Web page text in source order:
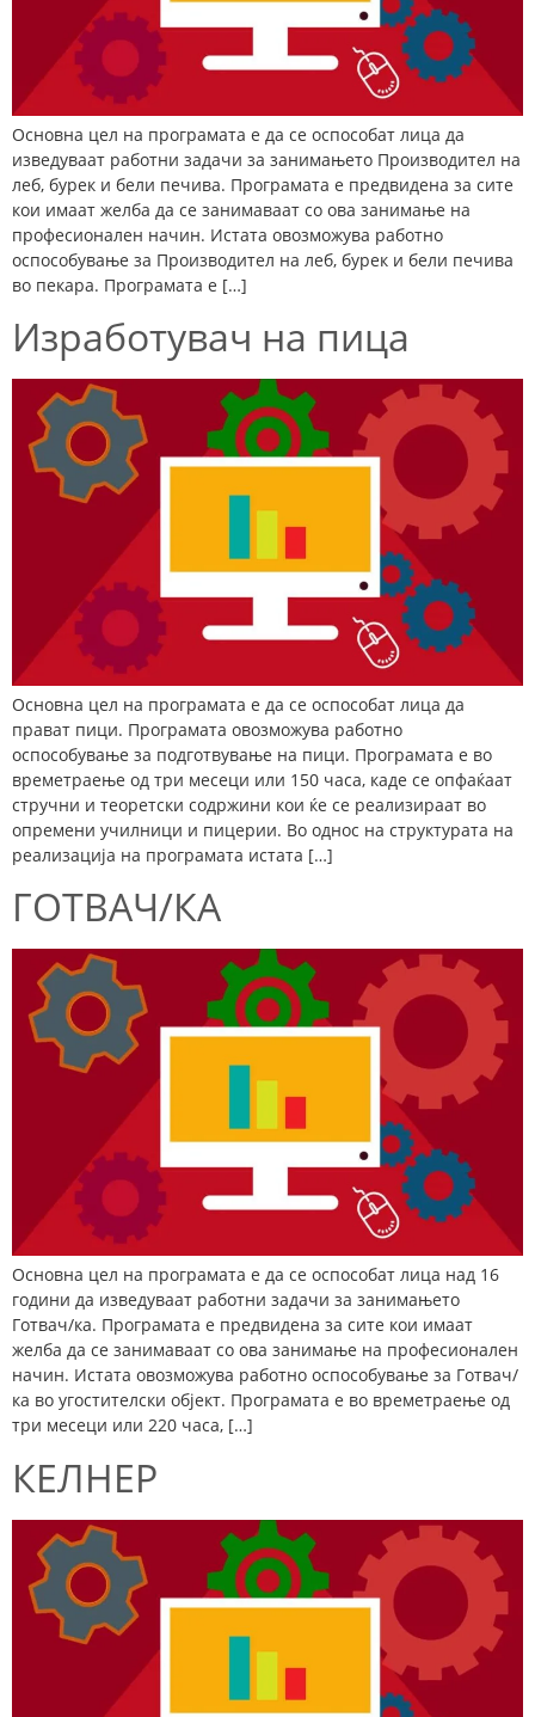
Основна цел на програмата е да се оспособат лица да
изведуваат работни задачи за занимањето Производител на
леб, бурек и бели печива. Програмата е предвидена за сите
кои имаат желба да се занимаваат со ова занимање на
професионален начин. Истата овозможува работно
оспособување за Производител на леб, бурек и бели печива
во пекара. Програмата е […]
Изработувач на пица
Основна цел на програмата е да се оспособат лица да
прават пици. Програмата овозможува работно
оспособување за подготвување на пици. Програмата е во
времетраење од три месеци или 150 часа, каде се опфаќаат
стручни и теоретски содржини кои ќе се реализираат во
опремени училници и пицерии. Во однос на структурата на
реализација на програмата истата […]
ГОТВАЧ/КА
Основна цел на програмата е да се оспособат лица над 16
години да изведуваат работни задачи за занимањето
Готвач/ка. Програмата е предвидена за сите кои имаат
желба да се занимаваат со ова занимање на професионален
начин. Истата овозможува работно оспособување за Готвач/
ка во угостителски објект. Програмата е во времетраење од
три месеци или 220 часа, […]
КЕЛНЕР